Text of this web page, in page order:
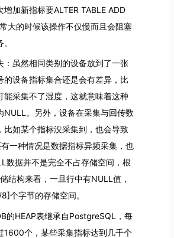
加新指标要ALTER TABLE ADD
大的时候该操作不仅慢而且会阻塞
：虽然相同类别的设备放到了一张
的设备指标集合还是会有差异，比
能采集不了湿度，这就意味着这种
NULL。另外，设备在采集与回传数
比如某个指标没采集到，也会导致
一种情况是数据指标异频采集，也
数据并不是完全不占存储空间，根
结构来看，一旦行中有NULL值，
个字节的存储空间。
的HEAP表继承自PostgreSQL，每
1600个，某些采集指标达到几千个